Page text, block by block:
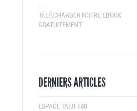
TÉLÉCHARGER NOTRE EBOOK
GRATUITEMENT
DERNIERS ARTICLES
ESPACE TAIJI 140